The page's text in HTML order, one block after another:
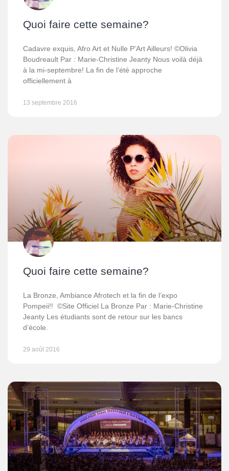
Quoi faire cette semaine?
Cadavre exquis, Afro Art et Nulle P’Art Ailleurs! ©Olivia
Boudreault Par : Marie-Christine Jeanty Nous voilà déjà
à la mi-septembre! La fin de l’été approche
officiellement à
13 septembre 2016
Quoi faire cette semaine?
La Bronze, Ambiance Afrotech et la fin de l’expo
Pompeii!! ©Site Officiel La Bronze Par : Marie-Christine
Jeanty Les étudiants sont de retour sur les bancs
d’école.
29 août 2016